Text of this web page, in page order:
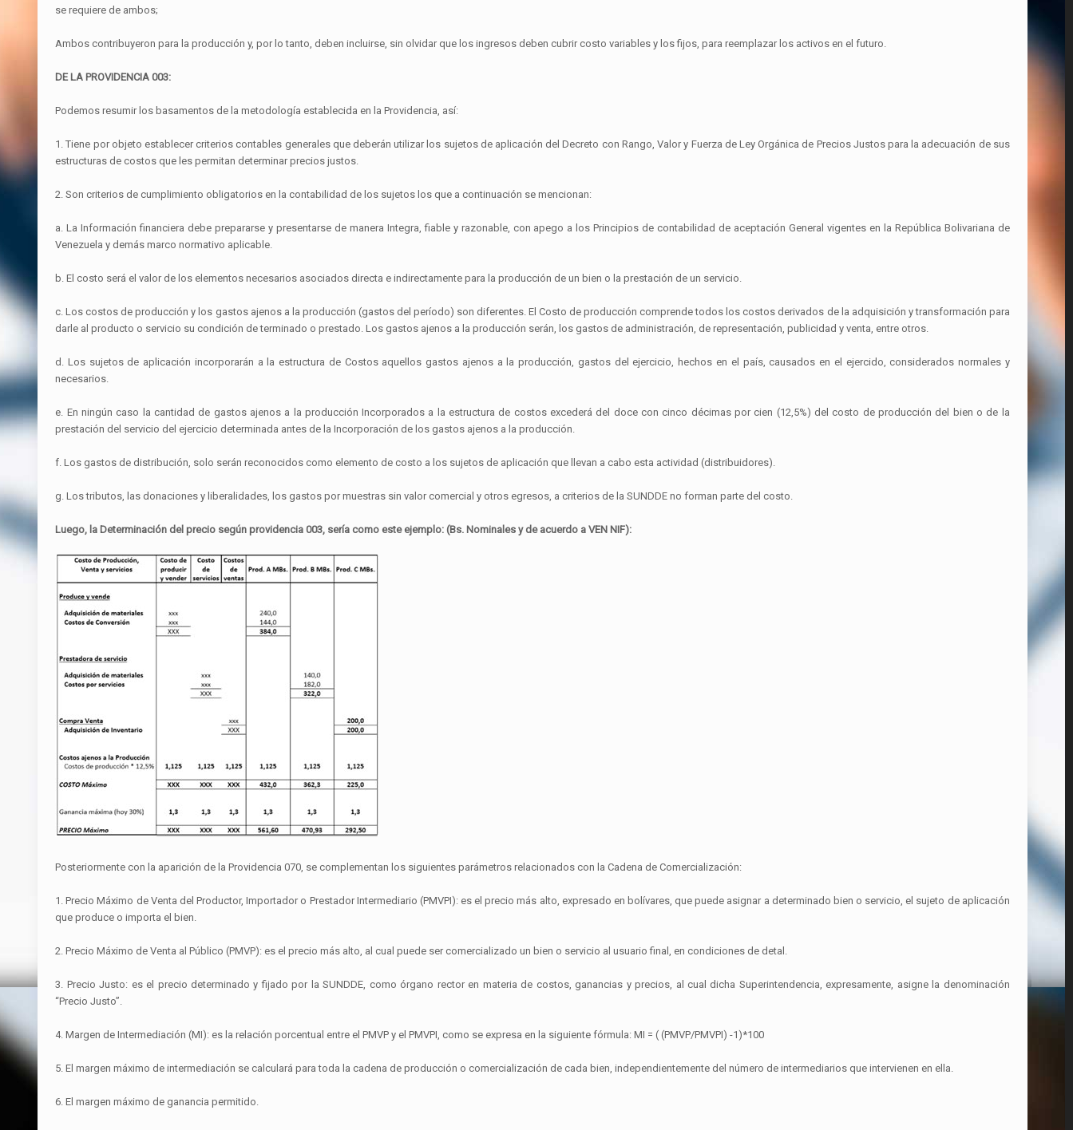
se requiere de ambos;
Ambos contribuyeron para la producción y, por lo tanto, deben incluirse, sin olvidar que los ingresos deben cubrir costo variables y los fijos, para reemplazar los activos en el futuro.
DE LA PROVIDENCIA 003:
Podemos resumir los basamentos de la metodología establecida en la Providencia, así:
1. Tiene por objeto establecer criterios contables generales que deberán utilizar los sujetos de aplicación del Decreto con Rango, Valor y Fuerza de Ley Orgánica de Precios Justos para la adecuación de sus
estructuras de costos que les permitan determinar precios justos.
2. Son criterios de cumplimiento obligatorios en la contabilidad de los sujetos los que a continuación se mencionan:
a. La Información financiera debe prepararse y presentarse de manera Integra, fiable y razonable, con apego a los Principios de contabilidad de aceptación General vigentes en la República Bolivariana de
Venezuela y demás marco normativo aplicable.
b. El costo será el valor de los elementos necesarios asociados directa e indirectamente para la producción de un bien o la prestación de un servicio.
c. Los costos de producción y los gastos ajenos a la producción (gastos del período) son diferentes. El Costo de producción comprende todos los costos derivados de la adquisición y transformación para
darle al producto o servicio su condición de terminado o prestado. Los gastos ajenos a la producción serán, los gastos de administración, de representación, publicidad y venta, entre otros.
d. Los sujetos de aplicación incorporarán a la estructura de Costos aquellos gastos ajenos a la producción, gastos del ejercicio, hechos en el país, causados en el ejercido, considerados normales y
necesarios.
e. En ningún caso la cantidad de gastos ajenos a la producción Incorporados a la estructura de costos excederá del doce con cinco décimas por cien (12,5%) del costo de producción del bien o de la
prestación del servicio del ejercicio determinada antes de la Incorporación de los gastos ajenos a la producción.
f. Los gastos de distribución, solo serán reconocidos como elemento de costo a los sujetos de aplicación que llevan a cabo esta actividad (distribuidores).
g. Los tributos, las donaciones y liberalidades, los gastos por muestras sin valor comercial y otros egresos, a criterios de la SUNDDE no forman parte del costo.
Luego, la Determinación del precio según providencia 003, sería como este ejemplo: (Bs. Nominales y de acuerdo a VEN NIF):
Posteriormente con la aparición de la Providencia 070, se complementan los siguientes parámetros relacionados con la Cadena de Comercialización:
1. Precio Máximo de Venta del Productor, Importador o Prestador Intermediario (PMVPI): es el precio más alto, expresado en bolívares, que puede asignar a determinado bien o servicio, el sujeto de aplicación
que produce o importa el bien.
2. Precio Máximo de Venta al Público (PMVP): es el precio más alto, al cual puede ser comercializado un bien o servicio al usuario final, en condiciones de detal.
3. Precio Justo: es el precio determinado y fijado por la SUNDDE, como órgano rector en materia de costos, ganancias y precios, al cual dicha Superintendencia, expresamente, asigne la denominación
“Precio Justo”.
4. Margen de Intermediación (MI): es la relación porcentual entre el PMVP y el PMVPI, como se expresa en la siguiente fórmula: MI = ( (PMVP/PMVPI) -1)*100
5. El margen máximo de intermediación se calculará para toda la cadena de producción o comercialización de cada bien, independientemente del número de intermediarios que intervienen en ella.
6. El margen máximo de ganancia permitido.